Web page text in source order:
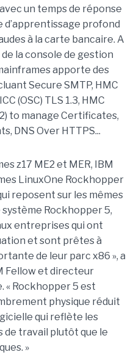
un temps de réponse
d’apprentissage profond
à la carte bancaire. A
la console de gestion
apporte des
Secure SMTP, HMC
(OSC) TLS 1.3, HMC
to manage Certificates,
DNS Over HTTPS...
z17 ME2 et MER, IBM
LinuxOne Rockhopper
reposent sur les mêmes
Rockhopper 5,
entreprises qui ont
et sont prêtes à
de leur parc x86 », a
Fellow et directeur
« Rockhopper 5 est
physique réduit
qui reflète les
de travail plutôt que le
»